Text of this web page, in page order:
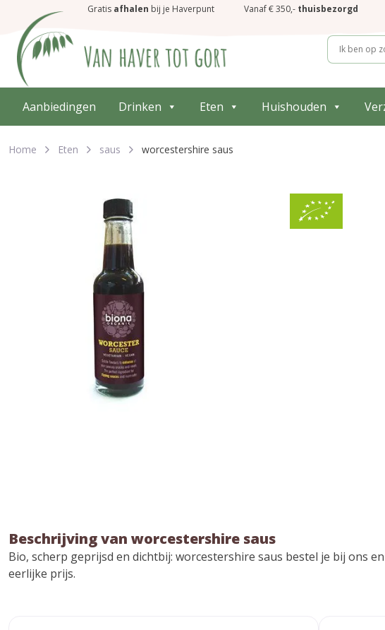
Gratis afhalen bij je Haverpunt Vanaf € 350,- thuisbezorgd
Aanbiedingen Drinken Eten Huishouden
Home Eten saus worcestershire saus
Beschrijving van worcestershire saus
Bio, scherp geprijsd en dichtbij: worcestershire saus bestel je bij ons
eerlijke prijs.